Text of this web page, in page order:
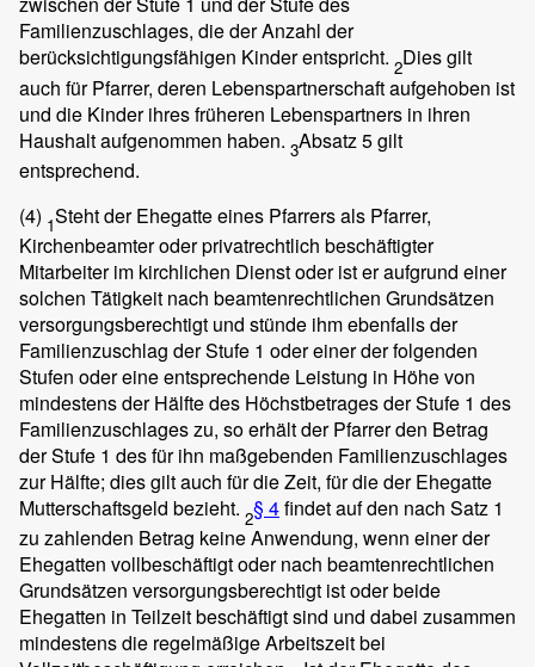
Familienzuschlages, die der Anzahl der
berücksichtigungsfähigen Kinder entspricht. 2Dies gilt
auch für Pfarrer, deren Lebenspartnerschaft aufgehoben ist
und die Kinder ihres früheren Lebenspartners in ihren
Haushalt aufgenommen haben. 3Absatz 5 gilt
entsprechend.
(4) 1Steht der Ehegatte eines Pfarrers als Pfarrer,
Kirchenbeamter oder privatrechtlich beschäftigter
Mitarbeiter im kirchlichen Dienst oder ist er aufgrund einer
solchen Tätigkeit nach beamtenrechtlichen Grundsätzen
versorgungsberechtigt und stünde ihm ebenfalls der
Familienzuschlag der Stufe 1 oder einer der folgenden
Stufen oder eine entsprechende Leistung in Höhe von
mindestens der Hälfte des Höchstbetrages der Stufe 1 des
Familienzuschlages zu, so erhält der Pfarrer den Betrag
der Stufe 1 des für ihn maßgebenden Familienzuschlages
zur Hälfte; dies gilt auch für die Zeit, für die der Ehegatte
Mutterschaftsgeld bezieht. 2§ 4findet auf den nach Satz 1
zu zahlenden Betrag keine Anwendung, wenn einer der
Ehegatten vollbeschäftigt oder nach beamtenrechtlichen
Grundsätzen versorgungsberechtigt ist oder beide
Ehegatten in Teilzeit beschäftigt sind und dabei zusammen
mindestens die regelmäßige Arbeitszeit bei